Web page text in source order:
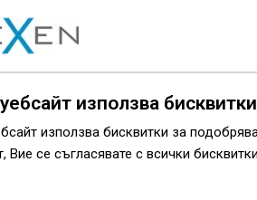
използва бисквитки
използва бисквитки за
Вие се съгласявате с всички